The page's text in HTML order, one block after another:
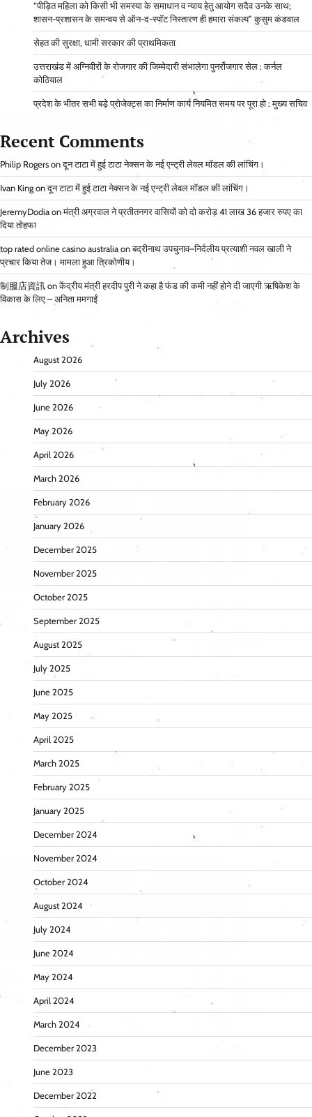
“पीड़ित महिला को किसी भी समस्या के समाधान व न्याय हेतु आयोग सदैव उनके साथ;
शासन-प्रशासन के समन्वय से ऑन-द-स्पॉट निस्तारण ही हमारा संकल्प” कुसुम कंडवाल
सेहत की सुरक्षा, धामी सरकार की प्राथमिकता
उत्तराखंड में अग्निवीरों के रोजगार की जिम्मेदारी संभालेगा पुनर्रोजगार सेल : कर्नल
कोठियाल
प्रदेश के भीतर सभी बड़े प्रोजेक्ट्स का निर्माण कार्य नियमित समय पर पूरा हो : मुख्य सचिव
Recent Comments
Philip Rogers onदून टाटा में हुई टाटा नेक्सन के नई एन्ट्री लेवल मॉडल की लांचिंग।
Ivan King onदून टाटा में हुई टाटा नेक्सन के नई एन्ट्री लेवल मॉडल की लांचिंग।
JeremyDodia onमंत्री अग्रवाल ने प्रतीतनगर वासियों को दो करोड़ 41 लाख 36 हजार रुपए का
दिया तोहफा
top rated online casino australia onबद्रीनाथ उपचुनाव–निर्दलीय प्रत्याशी नवल खाली ने
प्रचार किया तेज। मामला हुआ त्रिकोणीय।
制服店資訊 onकेंद्रीय मंत्री हरदीप पुरी ने कहा है फंड की कमी नहीं होने दी जाएगी ऋषिकेश के
विकास के लिए – अनिता ममगाईं
Archives
August 2026
July 2026
June 2026
May 2026
April 2026
March 2026
February 2026
January 2026
December 2025
November 2025
October 2025
September 2025
August 2025
July 2025
June 2025
May 2025
April 2025
March 2025
February 2025
January 2025
December 2024
November 2024
October 2024
August 2024
July 2024
June 2024
May 2024
April 2024
March 2024
December 2023
June 2023
December 2022